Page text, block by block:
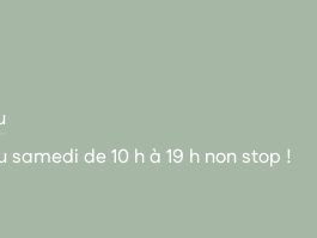
de 10 h à 19 h non stop !